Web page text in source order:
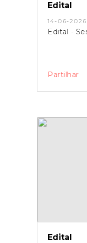
Edital
14-06-2026
Edital -
Partilhar
Edital